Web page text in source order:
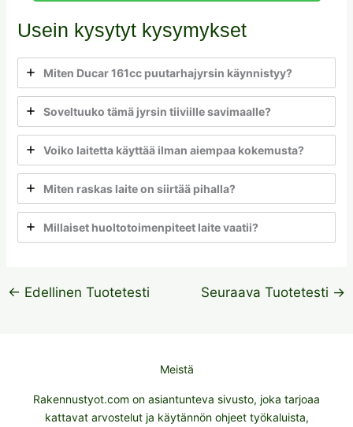
Usein kysytyt kysymykset
Miten Ducar 161cc puutarhajyrsin käynnistyy?
Soveltuuko tämä jyrsin tiiviille savimaalle?
Voiko laitetta käyttää ilman aiempaa kokemusta?
Miten raskas laite on siirtää pihalla?
Millaiset huoltotoimenpiteet laite vaatii?
← Edellinen Tuotetesti Seuraava Tuotetesti →
Meistä
Rakennustyot.com on asiantunteva sivusto, joka tarjoaa
kattavat arvostelut ja käytännön ohjeet työkaluista,